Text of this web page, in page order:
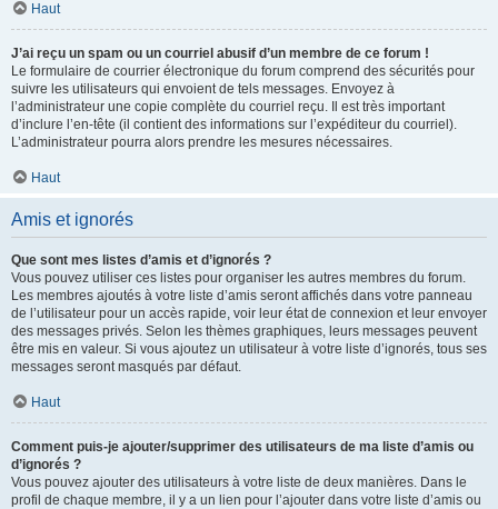
Haut
J’ai reçu un spam ou un courriel abusif d’un membre de ce forum !
Le formulaire de courrier électronique du forum comprend des sécurités pour
suivre les utilisateurs qui envoient de tels messages. Envoyez à
l’administrateur une copie complète du courriel reçu. Il est très important
d’inclure l’en-tête (il contient des informations sur l’expéditeur du courriel).
L’administrateur pourra alors prendre les mesures nécessaires.
Haut
Amis et ignorés
Que sont mes listes d’amis et d’ignorés ?
Vous pouvez utiliser ces listes pour organiser les autres membres du forum.
Les membres ajoutés à votre liste d’amis seront affichés dans votre panneau
de l’utilisateur pour un accès rapide, voir leur état de connexion et leur envoyer
des messages privés. Selon les thèmes graphiques, leurs messages peuvent
être mis en valeur. Si vous ajoutez un utilisateur à votre liste d’ignorés, tous ses
messages seront masqués par défaut.
Haut
Comment puis-je ajouter/supprimer des utilisateurs de ma liste d’amis ou
d’ignorés ?
Vous pouvez ajouter des utilisateurs à votre liste de deux manières. Dans le
profil de chaque membre, il y a un lien pour l’ajouter dans votre liste d’amis ou